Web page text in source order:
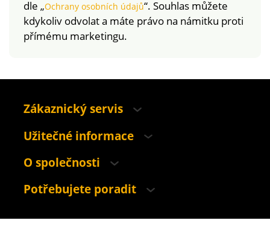
dle „Ochrany osobních údajů“. Souhlas můžete
kdykoliv odvolat a máte právo na námitku proti
přímému marketingu.
Zákaznický servis
Užitečné informace
O společnosti
Potřebujete poradit